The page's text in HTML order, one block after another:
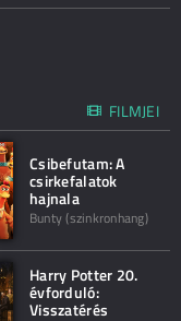
FILMJEI
Csibefutam: A
csirkefalatok
hajnala
Bunty (szinkronhang)
Harry Potter 20.
évforduló:
Visszatérés